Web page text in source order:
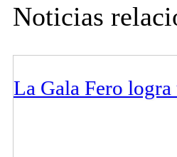
Noticias
La Gala Fero